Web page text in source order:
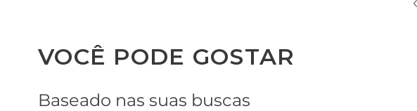
VOCÊ PODE GOSTAR
Baseado nas suas buscas